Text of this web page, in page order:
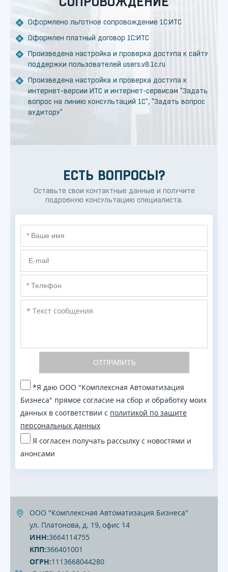
Оформлено льготное сопровождение 1С:ИТС
Оформлен платный договор 1С:ИТС
Произведена настройка и проверка доступа к сайту
поддержки пользователей users.v8.1c.ru
Произведена настройка и проверка доступа к
интернет-версии ИТС и интернет-сервисам "Задать
вопрос на линию консультаций 1С", "Задать вопрос
аудитору"
ЕСТЬ ВОПРОСЫ?
Оставьте свои контактные данные и получите
подробную консультацию специалиста.
*Я даю ООО "Комплексная Автоматизация
Бизнеса" прямое согласие на сбор и обработку моих
данных в соответствии с политикой по защите
персональных данных
Я согласен получать рассылку с новостями и
анонсами
ОТПРАВИТЬ
ООО "Комплексная Автоматизация Бизнеса"
ул. Платонова, д. 19, офис 14
ИНН:3664114755
КПП:366401001
ОГРН:1113668044280